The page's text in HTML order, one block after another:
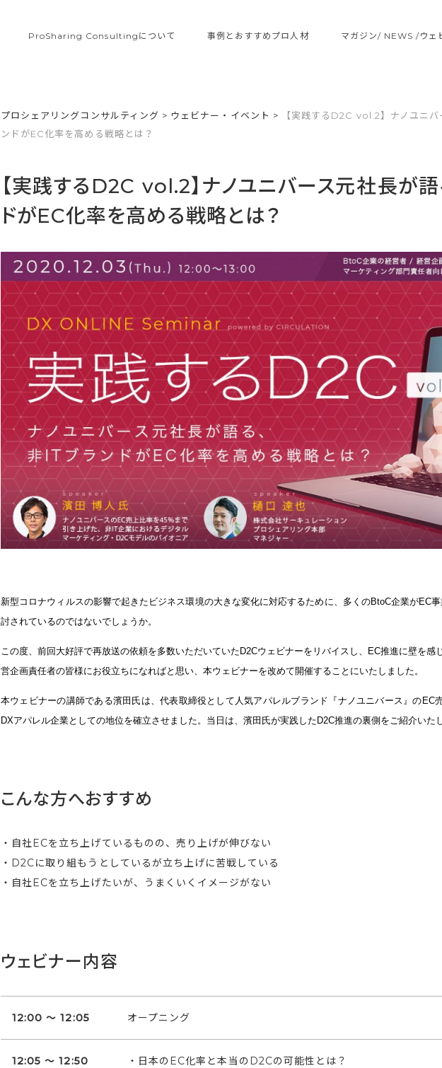
ProSharing Consultingについて 事例とおすすめプロ人材 マガジン/ NEWS /ウェ
プロシェアリングコンサルティング > ウェビナー・イベント >
【実践するD2C vol.2】ナノユニ
ンドがEC化率を高める戦略とは？
【実践するD2C vol.2】ナノユニバース元社長が
ドがEC化率を高める戦略とは？
新型コロナウィルスの影響で起きたビジネス環境の大きな変化に対応するために、多くのBtoC企業がEC
討されているのではないでしょうか。
この度、前回大好評で再放送の依頼を多数いただいていたD2Cウェビナーをリバイスし、EC推進に壁を感
営企画責任者の皆様にお役立ちになればと思い、本ウェビナーを改めて開催することにいたしました。
本ウェビナーの講師である濱田氏は、代表取締役として人気アパレルブランド『ナノユニバース』のEC
DXアパレル企業としての地位を確立させました。当日は、濱田氏が実践したD2C推進の裏側をご紹介いた
こんな方へおすすめ
・自社ECを立ち上げているものの、売り上げが伸びない
・D2Cに取り組もうとしているが立ち上げに苦戦している
・自社ECを立ち上げたいが、うまくいくイメージがない
ウェビナー内容
12:00 ～ 12:05 オープニング
12:05 ～ 12:50
・日本のEC化率と本当のD2Cの可能性とは？